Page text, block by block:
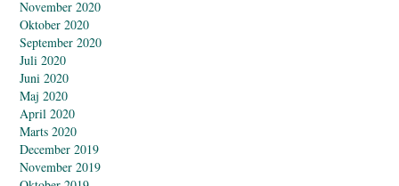
November 2020
Oktober 2020
September 2020
Juli 2020
Juni 2020
Maj 2020
April 2020
Marts 2020
December 2019
November 2019